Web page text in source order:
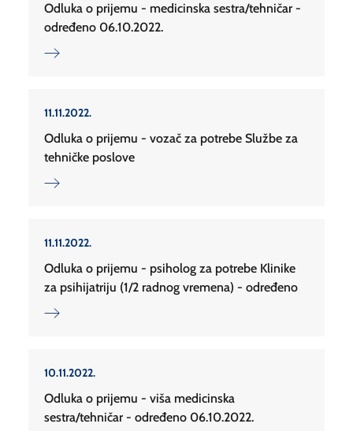
Odluka o prijemu - medicinska sestra/tehničar -
određeno 06.10.2022.
11.11.2022.
Odluka o prijemu - vozač za potrebe Službe za
tehničke poslove
11.11.2022.
Odluka o prijemu - psiholog za potrebe Klinike
za psihijatriju (1/2 radnog vremena) - određeno
10.11.2022.
Odluka o prijemu - viša medicinska
sestra/tehničar - određeno 06.10.2022.